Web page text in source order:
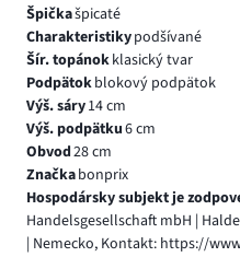
Špičkašpicaté
Charakteristikypodšívané
Šír. topánokklasický tvar
Podpätokblokový podpätok
Výš. sáry14 cm
Výš. podpätku6 cm
Obvod28 cm
Značkabonprix
Hospodársky subjekt je
Handelsgesellschaft mbH |
| Nemecko, Kontakt: https://